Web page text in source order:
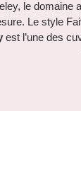
le
Le style
est l’une des